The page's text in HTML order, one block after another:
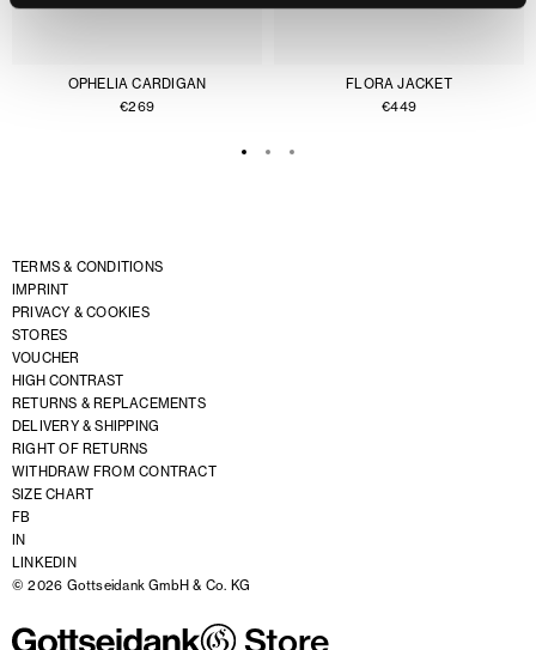
OPHELIA CARDIGAN
€269
FLORA JACKET
€449
TERMS & CONDITIONS
IMPRINT
PRIVACY & COOKIES
STORES
VOUCHER
HIGH CONTRAST
RETURNS & REPLACEMENTS
DELIVERY & SHIPPING
RIGHT OF RETURNS
WITHDRAW FROM CONTRACT
SIZE CHART
FB
IN
LINKEDIN
© 2026 Gottseidank GmbH & Co. KG
Store